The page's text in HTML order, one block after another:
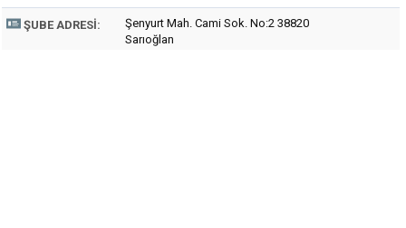
ŞUBE ADRESI:
Şenyurt Mah. Cami Sok. No:2 38820
Sarıoğlan